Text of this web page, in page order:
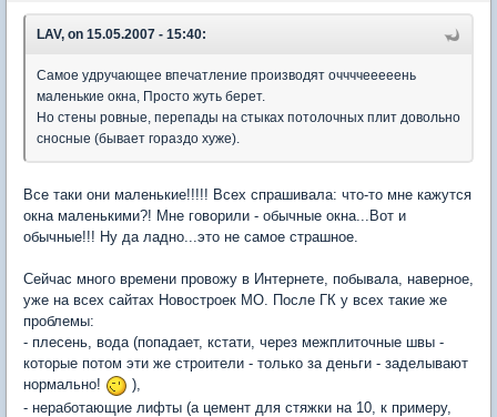
LAV, on 15.05.2007 - 15:40:
Самое удручающее впечатление производят оччччееееень
маленькие окна, Просто жуть берет.
Но стены ровные, перепады на стыках потолочных плит довольно
сносные (бывает гораздо хуже).
Все таки они маленькие!!!!! Всех спрашивала: что-то мне кажутся
окна маленькими?! Мне говорили - обычные окна...Вот и
обычные!!! Ну да ладно...это не самое страшное.
Сейчас много времени провожу в Интернете, побывала, наверное,
уже на всех сайтах Новостроек МО. После ГК у всех такие же
проблемы:
- плесень, вода (попадает, кстати, через межплиточные швы -
которые потом эти же строители - только за деньги - заделывают
нормально!
),
- неработающие лифты (а цемент для стяжки на 10, к примеру,